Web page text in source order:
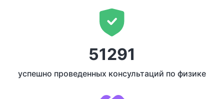
51291
успешно проведенных консультаций по физике